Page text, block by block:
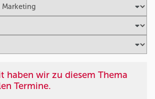
haben wir zu diesem Thema
Termine.